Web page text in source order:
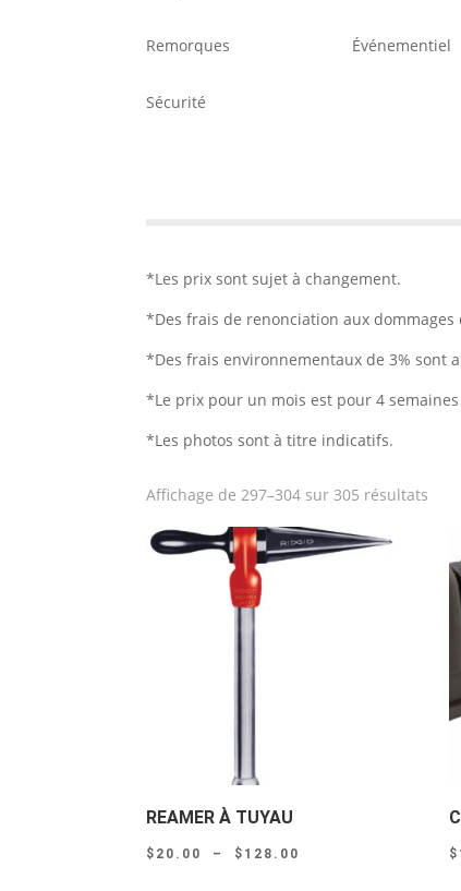
Remorques
Sécurité
Événementiel
*Les prix sont sujet à changement.
*Des frais de renonciation aux
*Des frais environnementaux de 3% sont
*Le prix pour un mois est pour 4
*Les photos sontà titre indicatifs.
Affichage de 297–304 sur 305 résultats
REAMER À TUYAU
$ 20.00 – $ 128.00 $